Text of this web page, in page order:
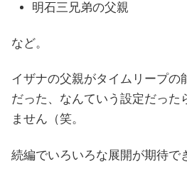
明石三兄弟の父親
など。
イザナの父親がタイムリープの
だった、なんていう設定だった
ません（笑。
続編でいろいろな展開が期待で